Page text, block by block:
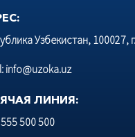
Узбекистан, 100027,
info@uzoka.uz
ЛИНИЯ:
500 500